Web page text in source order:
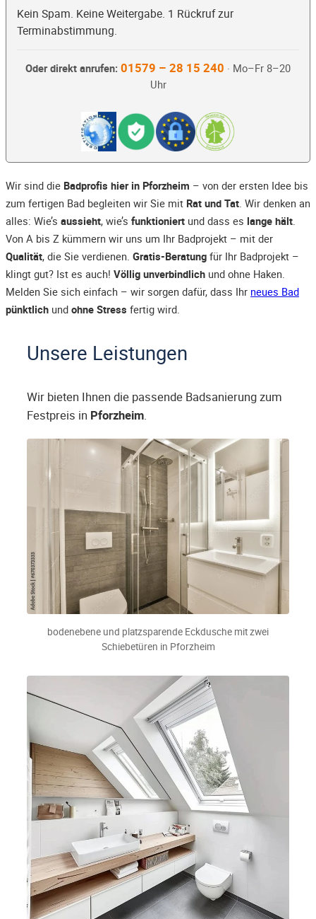
Kein Spam. Keine Weitergabe. 1 Rückruf zur
Terminabstimmung.
Oder direkt anrufen: 01579 – 28 15 240 · Mo–Fr 8–20
Uhr
Wir sind die Badprofis hier in Pforzheim – von der ersten Idee bis
zum fertigen Bad begleiten wir Sie mit Rat und Tat. Wir denken an
alles: Wie’s aussieht, wie’s funktioniert und dass es lange hält.
Von A bis Z kümmern wir uns um Ihr Badprojekt – mit der
Qualität, die Sie verdienen. Gratis-Beratung für Ihr Badprojekt –
klingt gut? Ist es auch! Völlig unverbindlich und ohne Haken.
Melden Sie sich einfach – wir sorgen dafür, dass Ihr neues Bad
pünktlich und ohne Stress fertig wird.
Unsere Leistungen
Wir bieten Ihnen die passende Badsanierung zum
Festpreis in Pforzheim.
bodenebene und platzsparende Eckdusche mit zwei
Schiebetüren in Pforzheim